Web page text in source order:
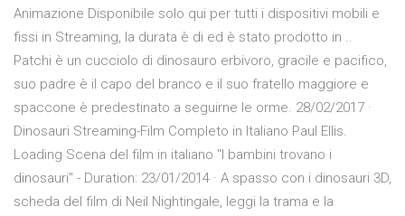
Animazione Disponibile solo qui per tutti i dispositivi mobili e
fissi in Streaming, la durata è di ed è stato prodotto in ..
Patchi è un cucciolo di dinosauro erbivoro, gracile e pacifico,
suo padre è il capo del branco e il suo fratello maggiore e
spaccone è predestinato a seguirne le orme. 28/02/2017 ·
Dinosauri Streaming-Film Completo in Italiano Paul Ellis.
Loading Scena del film in italiano "I bambini trovano i
dinosauri" - Duration: 23/01/2014 · A spasso con i dinosauri 3D,
scheda del film di Neil Nightingale, leggi la trama e la